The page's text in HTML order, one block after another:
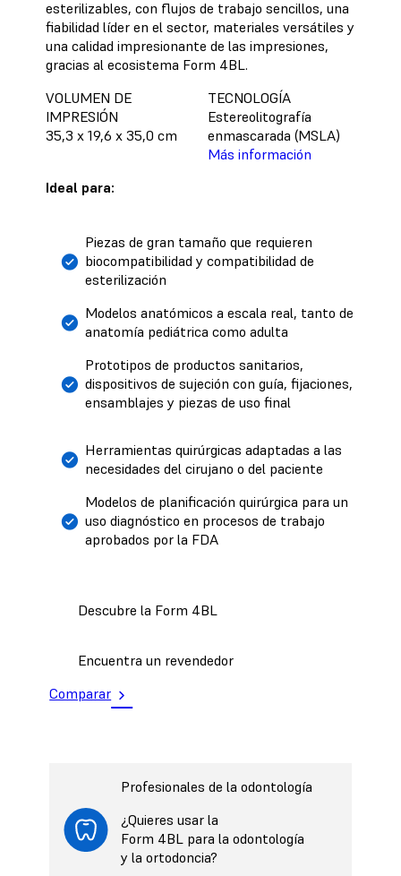
esterilizables, con flujos de trabajo sencillos, una
fiabilidad líder en el sector, materiales versátiles y
una calidad impresionante de las impresiones,
gracias al ecosistema Form 4BL.
VOLUMEN DE
IMPRESIÓN
35,3 x 19,6 x 35,0 cm
TECNOLOGÍA
Estereolitografía
enmascarada (MSLA)
Más información
Ideal para:
Piezas de gran tamaño que requieren
biocompatibilidad y compatibilidad de
esterilización
Modelos anatómicos a escala real, tanto de
anatomía pediátrica como adulta
Prototipos de productos sanitarios,
dispositivos de sujeción con guía, fijaciones,
ensamblajes y piezas de uso final
Herramientas quirúrgicas adaptadas a las
necesidades del cirujano o del paciente
Modelos de planificación quirúrgica para un
uso diagnóstico en procesos de trabajo
aprobados por la FDA
Descubre la Form 4BL
Encuentra un revendedor
Comparar
Profesionales de la odontología
¿Quieres usar la
Form 4BL para la odontología
y la ortodoncia?